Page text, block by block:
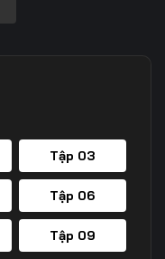
Tập 03
Tập 06
Tập 09